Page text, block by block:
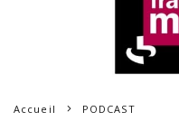
Accueil PODCAST